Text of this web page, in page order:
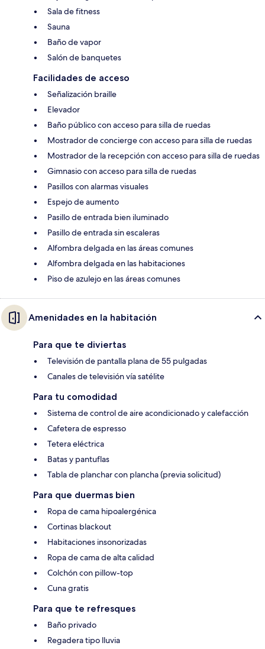
Sala de fitness
Sauna
Baño de vapor
Salón de banquetes
Facilidades de acceso
Señalización braille
Elevador
Baño público con acceso para silla de ruedas
Mostrador de concierge con acceso para silla de ruedas
Mostrador de la recepción con acceso para silla de ruedas
Gimnasio con acceso para silla de ruedas
Pasillos con alarmas visuales
Espejo de aumento
Pasillo de entrada bien iluminado
Pasillo de entrada sin escaleras
Alfombra delgada en las áreas comunes
Alfombra delgada en las habitaciones
Piso de azulejo en las áreas comunes
Amenidades en la habitación
Para que te diviertas
Televisión de pantalla plana de 55 pulgadas
Canales de televisión vía satélite
Para tu comodidad
Sistema de control de aire acondicionado y calefacción
Cafetera de espresso
Tetera eléctrica
Batas y pantuflas
Tabla de planchar con plancha (previa solicitud)
Para que duermas bien
Ropa de cama hipoalergénica
Cortinas blackout
Habitaciones insonorizadas
Ropa de cama de alta calidad
Colchón con pillow-top
Cuna gratis
Para que te refresques
Baño privado
Regadera tipo lluvia